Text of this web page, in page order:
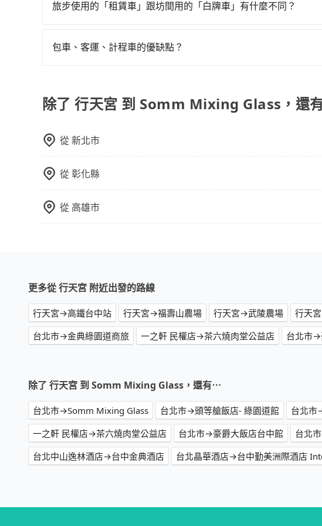
資，而且更會額外浪費9分鐘在轉乘與等車上，現在還不馬上
公司都沒法提供甲租乙還的服務，所以要不當天就需往返行天
途安全無憂，我們的司機都是專業且可靠的職業駕駛。關於價格
值得信任的不二選擇！
旅步使用的「租賃車」跟坊間用的「白牌車」有什麼不同？
為旅步貴賓服務用車。與一些私家車充當營業用車違法接載的「
包車、客運、計程車的優缺點？
車路線可能不太頻繁。 計程車：可以隨叫隨到，並且不必擔心停
輛選擇不如包車多，且大都屬短程接駁為主。
除了 行天宮 到 Somm Mixing Glass，還
從新北市
從彰化縣
從 高雄市
更多從 行天宮 附近出發的路線
行天宮→高鐵台中站 行天宮→福壽山農場 行天宮→武陵農場 行天
台北市→金典綠園道商旅
一之軒 民權店→茶六燒肉堂公益店 台北市→
除了 行天宮 到 Somm Mixing Glass，還有⋯
台北市→Somm Mixing Glass 台北市→頭等艙飯店- 綠園道館 台北市
一之軒 民權店→茶六燒肉堂公益店
台北市→豪爵大飯店台中館 台北
台北中山逸林酒店→台中金典酒店
台北晶華酒店→台中勤美洲際酒店